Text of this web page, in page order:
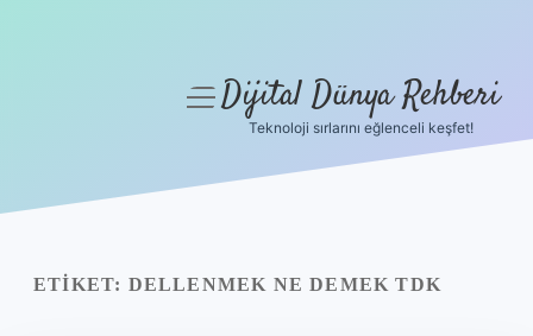
Yasal Uyarı
menüyüDijital Dünya Rehberi
Teknoloji sırlarını eğlenceli keşfet!
ETIKET: DELLENMEK NE DEMEK TDK